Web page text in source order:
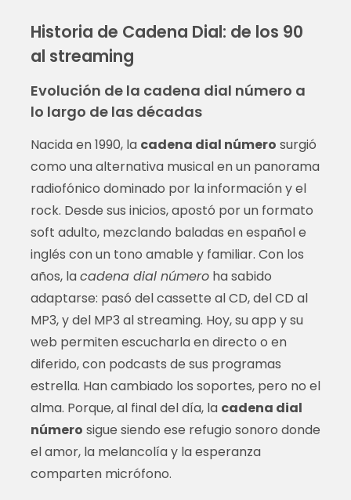
Historia de Cadena Dial: de los 90
al streaming
Evolución de la cadena dial número a
lo largo de las décadas
Nacida en 1990, la cadena dial número surgió
como una alternativa musical en un panorama
radiofónico dominado por la información y el
rock. Desde sus inicios, apostó por un formato
soft adulto, mezclando baladas en español e
inglés con un tono amable y familiar. Con los
años, lacadena dial númeroha sabido
adaptarse: pasó del cassette al CD, del CD al
MP3, y del MP3 al streaming. Hoy, su app y su
web permiten escucharla en directo o en
diferido, con podcasts de sus programas
estrella. Han cambiado los soportes, pero no el
alma. Porque, al final del día, la cadena dial
número sigue siendo ese refugio sonoro donde
el amor, la melancolía y la esperanza
comparten micrófono.